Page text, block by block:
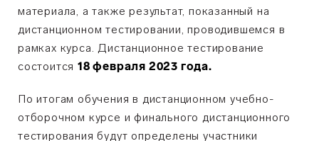
материала, а также результат, показанный на
дистанционном тестировании, проводившемся в
рамках курса. Дистанционное тестирование
состоится18 февраля 2023 года.
По итогам обучения в дистанционном учебно-
отборочном курсе и финального дистанционного
тестирования будут определены участники